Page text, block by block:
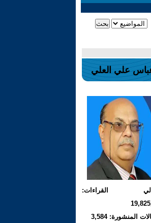
علي العلي
القراءات:
المنشورة: 3,584